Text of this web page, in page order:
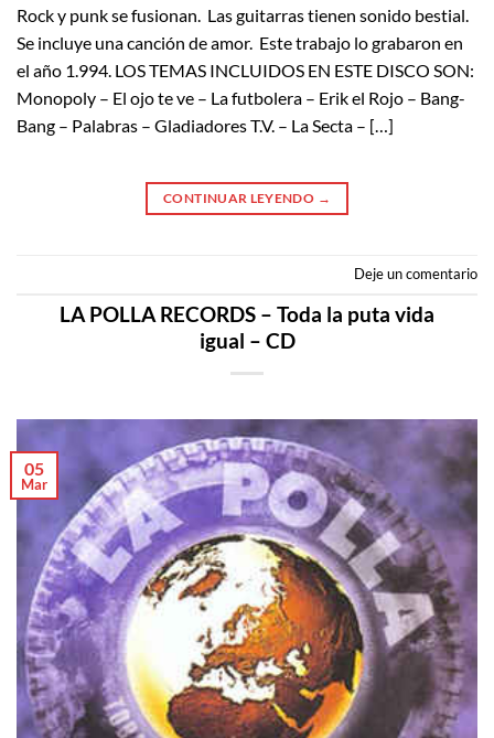
Rock y punk se fusionan. Las guitarras tienen sonido bestial.
Se incluye una canción de amor. Este trabajo lo grabaron en
el año 1.994. LOS TEMAS INCLUIDOS EN ESTE DISCO SON:
Monopoly – El ojo te ve – La futbolera – Erik el Rojo – Bang-
Bang – Palabras – Gladiadores T.V. – La Secta – […]
CONTINUAR LEYENDO →
Deje un comentario
LA POLLA RECORDS – Toda la puta vida
igual – CD
05
Mar